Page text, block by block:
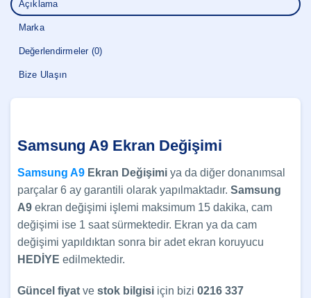
Açıklama
Marka
Değerlendirmeler (0)
Bize Ulaşın
Samsung A9 Ekran Değişimi
Samsung A9 Ekran Değişimi ya da diğer donanımsal
parçalar 6 ay garantili olarak yapılmaktadır. Samsung
A9 ekran değişimi işlemi maksimum 15 dakika, cam
değişimi ise 1 saat sürmektedir. Ekran ya da cam
değişimi yapıldıktan sonra bir adet ekran koruyucu
HEDİYE edilmektedir.
Güncel fiyat ve stok bilgisi için bizi 0216 337